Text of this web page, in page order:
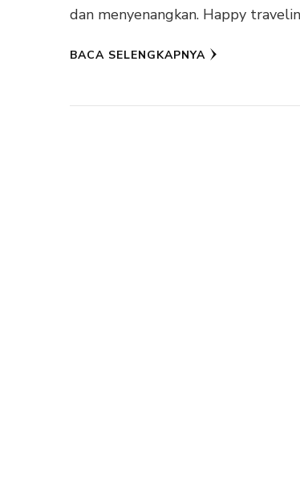
dan menyenangkan. Happy
BACA SELENGKAPNYA